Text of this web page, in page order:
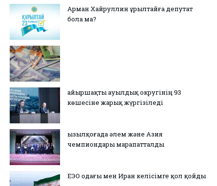
Арман Хайруллин Құрылтайға депутат
бола ма?
Қайыршақты ауылдық округінің 93
көшесіне жарық жүргізіледі
Қызылқоғада әлем және Азия
чемпиондары марапатталды
ЕЭО одағы мен Иран келісімге қол қойды